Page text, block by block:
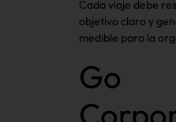
Cada viaje debe
objetivo claro y
medible para la
Go